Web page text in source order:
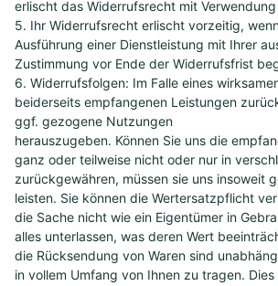
erlischt das Widerrufsrecht mit
5. Ihr Widerrufsrecht erlischt vorzeitig,
Ausführung einer Dienstleistung mit Ihrer
Zustimmung vor Ende der Widerrufsfrist
6. Widerrufsfolgen: Im Falle eines
beiderseits empfangenen Leistungen
ggf. gezogene Nutzungen
herauszugeben. Können Sie uns die
ganz oder teilweise nicht oder nur in
zurückgewähren, müssen sie uns insoweit
leisten. Sie können die Wertersatzpflicht
die Sache nicht wie ein Eigentümer in
alles unterlassen, was deren Wert
die Rücksendung von Waren sind
in vollem Umfang von Ihnen zu tragen.